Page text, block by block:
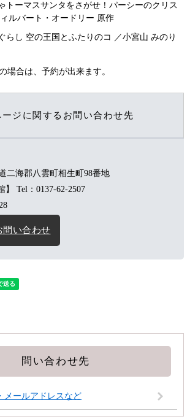
トーマスサンタをさがせ！パーシーのクリス
ルバート・オードリー 原作
らし 空の王国とふたりのコ ／小宮山 みのり
場合は、予約が出来ます。
ージに関するお問い合わせ先
二海郡八雲町相生町98番地
】
Tel：0137-62-2507
問い合わせ
問い合わせ先
メールアドレスなど